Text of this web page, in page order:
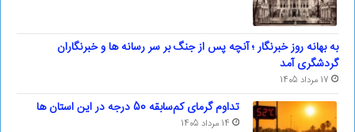
به بهانه روز خبرنگار ؛ آنچه پس از جنگ بر سر رسانه ها و خبرنگاران
گردشگری آمد
17 مرداد 1405
تداوم گرمای کم‌سابقه 50 درجه در این استان ها
14 مرداد 1405